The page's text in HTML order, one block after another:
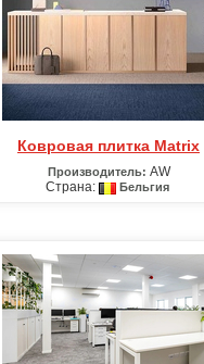
Ковровая плитка Matrix
Производитель: AW
Страна:
Бельгия